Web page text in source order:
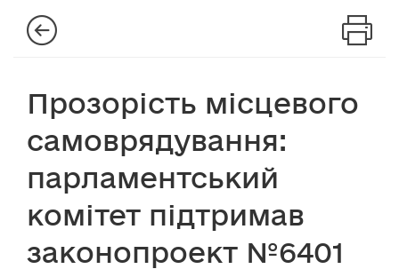
Прозорість місцевого
самоврядування:
парламентський
комітет підтримав
законопроект №6401